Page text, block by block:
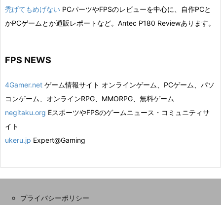
禿げてもめげない PCパーツやFPSのレビューを中心に、自作PCと
かPCゲームとか通販レポートなど。Antec P180 Reviewあります。
FPS NEWS
4Gamer.net ゲーム情報サイト オンラインゲーム、PCゲーム、パソ
コンゲーム、オンラインRPG、MMORPG、無料ゲーム
negitaku.org EスポーツやFPSのゲームニュース・コミュニティサ
イト
ukeru.jp Expert@Gaming
プライバシーポリシー